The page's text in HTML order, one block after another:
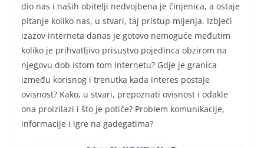
dio nas i naših obitelji nedvojbena je činjenica, a ostaje
pitanje koliko nas, u stvari, taj pristup mijenja. Izbjeći
izazov interneta danas je gotovo nemoguće međutim
koliko je prihvatljivo prisustvo pojedinca obzirom na
njegovu dob istom tom internetu? Gdje je granica
između korisnog i trenutka kada interes postaje
ovisnost? Kako, u stvari, prepoznati ovisnost i odakle
ona proizilazi i što je potiče? Problem komunikacije,
informacije i igre na gadegatima?